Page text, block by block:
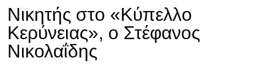
Νικητής στο «Κύπελλο
Κερύνειας», ο Στέφανος
Νικολαΐδης